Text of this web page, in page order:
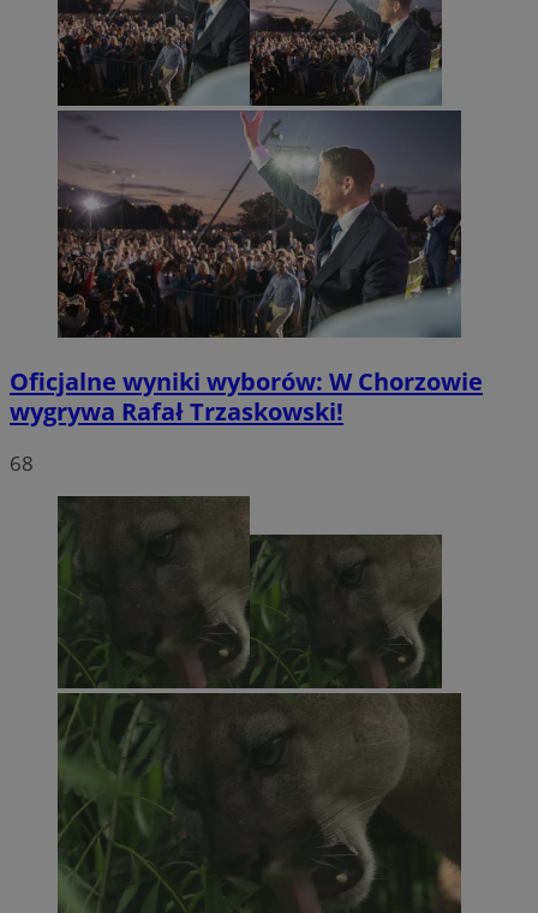
Oficjalne wyniki wyborów: W Chorzowie
wygrywa Rafał Trzaskowski!
68